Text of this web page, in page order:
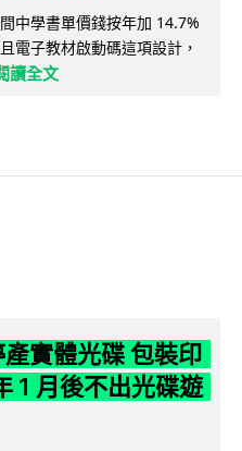
中學書單價錢按年加 14.7%
電子教材啟動碼這項設計，
讀全文
實體光碟 包裝印
1 月後不出光碟遊